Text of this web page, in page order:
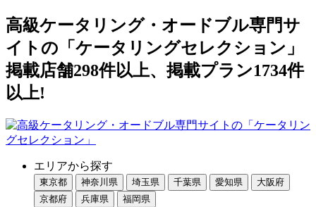
高級ケータリング・オードブル専門サ
イトの「ケータリングセレクション」
掲載店舗298件以上、掲載プラン1734件
以上!
エリアから探す
東京都 神奈川県 埼玉県 千葉県 愛知県
大阪府
京都府
兵庫県 福岡県